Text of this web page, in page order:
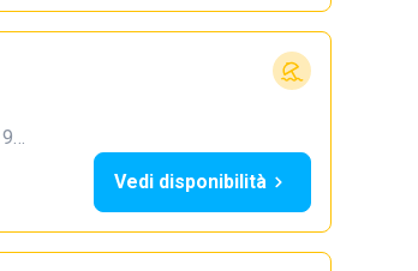
Vedi disponibilità